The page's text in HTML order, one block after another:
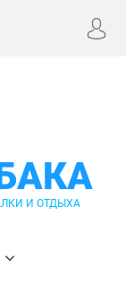
И ОТДЫХА